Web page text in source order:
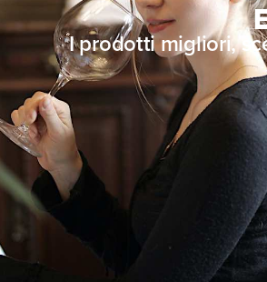
I prodotti migliori,